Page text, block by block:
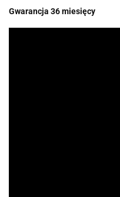
Gwarancja 36 miesięcy